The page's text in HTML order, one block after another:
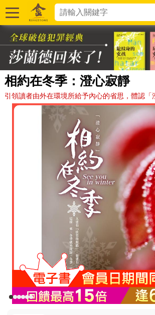
相約在冬季：澄心寂靜
引領讀者由外在環境所給予內心的省思，體認「